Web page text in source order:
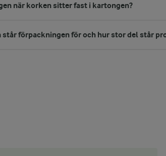
när korken sitter fast i kartongen?
förpackningen för och hur stor del står